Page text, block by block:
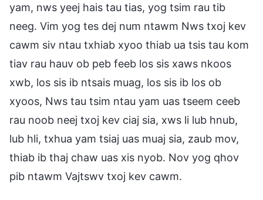
yam, nws yeej hais tau tias, yog tsim rau tib
neeg. Vim yog tes dej num ntawm Nws txoj kev
cawm siv ntau txhiab xyoo thiab ua tsis tau kom
tiav rau hauv ob peb feeb los sis xaws nkoos
xwb, los sis ib ntsais muag, los sis ib los ob
xyoos, Nws tau tsim ntau yam uas tseem ceeb
rau noob neej txoj kev ciaj sia, xws li lub hnub,
lub hli, txhua yam tsiaj uas muaj sia, zaub mov,
thiab ib thaj chaw uas xis nyob. Nov yog qhov
pib ntawm Vajtswv txoj kev cawm.